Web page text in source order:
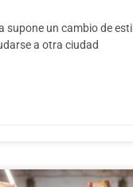
un cambio de
a otra ciudad